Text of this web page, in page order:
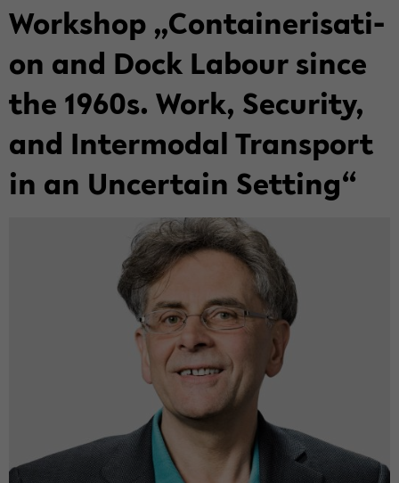
Work­shop „Con­tai­ne­ri­sa­ti­
on and Dock La­bour since
the 1960s. Work, Se­cu­ri­ty,
and In­ter­mo­dal Trans­port
in an Un­cer­tain Set­ting“